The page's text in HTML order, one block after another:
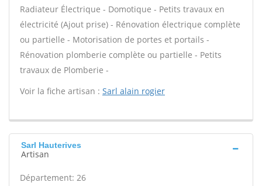
Radiateur Électrique - Domotique - Petits travaux en
électricité (Ajout prise) - Rénovation électrique complète
ou partielle - Motorisation de portes et portails -
Rénovation plomberie complète ou partielle - Petits
travaux de Plomberie -
Voir la fiche artisan : Sarl alain rogier
Sarl Hauterives
Artisan
Département: 26